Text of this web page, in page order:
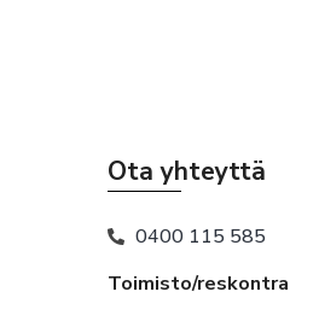
Ota yhteyttä
0400 115 585
Toimisto/reskontra